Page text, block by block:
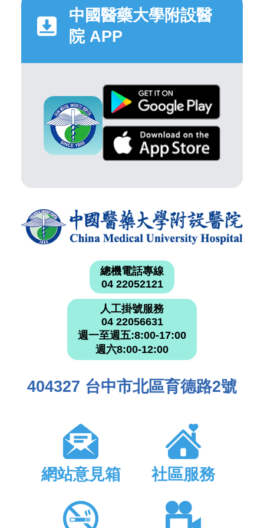
中國醫藥大學附設醫
院 APP
總機電話專線
04 22052121
人工掛號服務
04 22056631
週一至週五:8:00-17:00
週六8:00-12:00
404327 台中市北區育德路2號
網站意見箱 社區服務